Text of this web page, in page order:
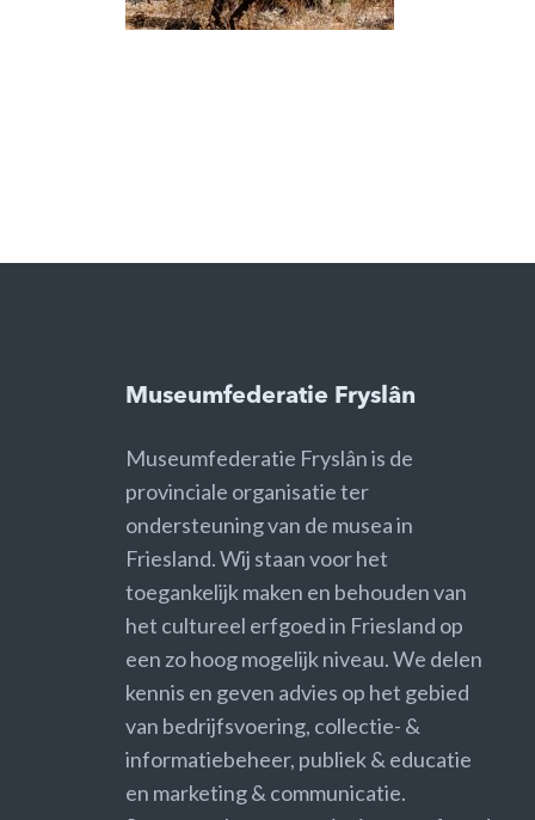
Museumfederatie Fryslân
Museumfederatie Fryslân is de
provinciale organisatie ter
ondersteuning van de musea in
Friesland. Wij staan voor het
toegankelijk maken en behouden van
het cultureel erfgoed in Friesland op
een zo hoog mogelijk niveau. We delen
kennis en geven advies op het gebied
van bedrijfsvoering, collectie- &
informatiebeheer, publiek & educatie
en marketing & communicatie.